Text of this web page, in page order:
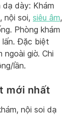
dạ dày: Khám
nội soi, siêu âm,
Phòng khám
lấn. Đặc biệt
ngoài giờ. Chi
lần.
mới nhất
nội soi dạ